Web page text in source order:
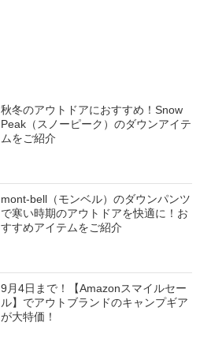
秋冬のアウトドアにおすすめ！Snow
Peak（スノーピーク）のダウンアイテ
ムをご紹介
mont-bell（モンベル）のダウンパンツ
で寒い時期のアウトドアを快適に！お
すすめアイテムをご紹介
9月4日まで！【Amazonスマイルセー
ル】でアウトブランドのキャンプギア
が大特価！